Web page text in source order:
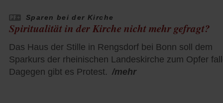
Sparen bei der Kirche
Spiritualität in der Kirche nicht mehr gefragt?
Das Haus der Stille in Rengsdorf bei Bonn soll dem
Sparkurs der rheinischen Landeskirche zum Opfer
Dagegen gibt es Protest. /mehr